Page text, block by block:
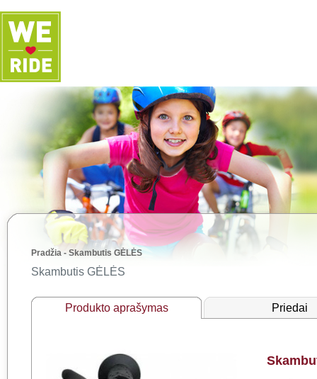
Pradžia - Skambutis GĖLĖS
Skambutis GĖLĖS
Produkto aprašymas Priedai